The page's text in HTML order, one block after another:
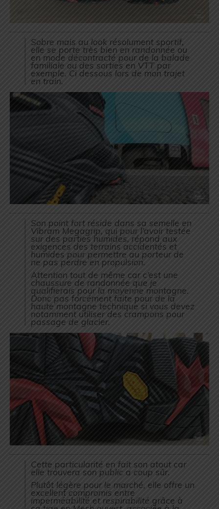
Sobre mais au look résolument sportif,
elle se porte très bien en randonnée ou
en mode décontracté pour de la balade
familiale ou des sorties en VTT par
exemple. Ci dessous lors de mon trajet
en train.
Son point fort réside dans sa semelle en
Vibram Megagrip, qui pour l’avoir testée
sur des parties humides, répond aux
exigences des terrains accidentés et
humides pour permettre au porteur de
ne pas perdre en propulsion.
Attention tout de même car c’est une
chaussure de randonnée que je
qualifierais pour la moyenne montagne.
Donc pas forcément faite pour de la
haute montagne technique si vous devez
notamment utiliser des crampons pour
passage de glacier.
Cette particularité en fait son atout car
elle trouvera son public a coup sûr.
Plutôt légère pour le marché, elle offre un
excellent compromis entre
imperméabilité et respirabilité grâce à